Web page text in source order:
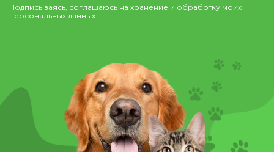
Подписываясь, соглашаюсь на хранение и обработку моих
персональных данных.